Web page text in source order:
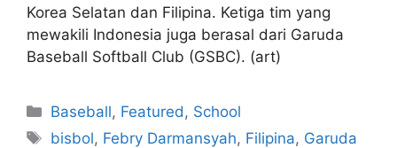
Korea Selatan dan Filipina. Ketiga tim yang
mewakili Indonesia juga berasal dari Garuda
Baseball Softball Club (GSBC). (art)
Baseball, Featured , School
bisbol, Febry Darmansyah, Filipina, Garuda